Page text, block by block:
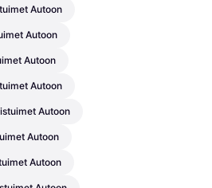
Autoon
Autoon
Autoon
Autoon
Autoon
Autoon
Autoon